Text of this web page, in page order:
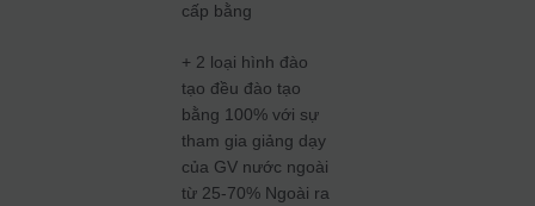
cấp bằng
+ 2 loại hình đào
tạo đều đào tạo
bằng 100% với sự
tham gia giảng dạy
của GV nước ngoài
từ 25-70% Ngoài ra